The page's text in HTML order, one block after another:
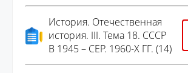
История. Отечественная
история. III. Тема 18. СССР
В 1945 – СЕР. 1960-Х ГГ. (14)